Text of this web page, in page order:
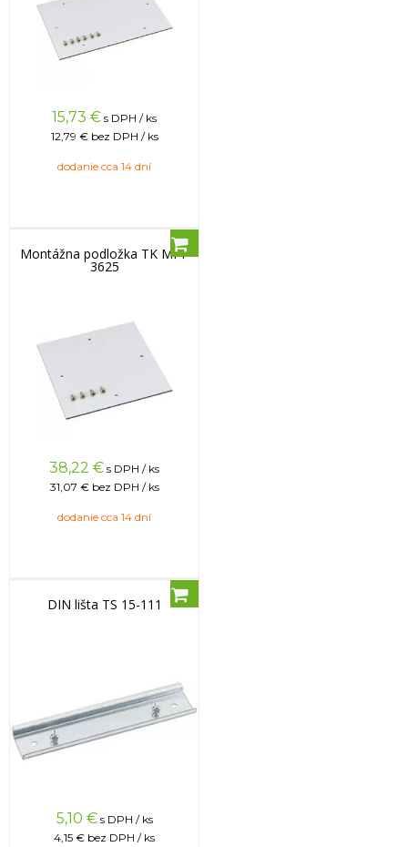
15,73 € s DPH / ks
12,79 € bez DPH / ks
dodanie cca 14 dní
Montážna podložka TK MPI-
3625
38,22 € s DPH / ks
31,07 € bez DPH / ks
dodanie cca 14 dní
DIN lišta TS 15-111
5,10 € s DPH / ks
4,15 € bez DPH / ks